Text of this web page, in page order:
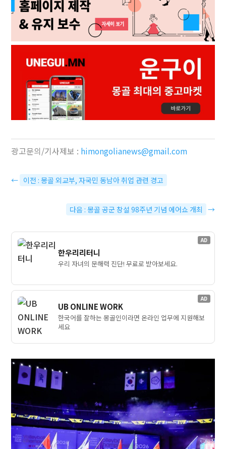
광고문의/기사제보 : himongolianews@gmail.com
← 이전 : 몽골 외교부, 자국민 동남아 취업 관련 경고
다음 : 몽골 공군 창설 98주년 기념 에어쇼 개최 →
AD
한우리리터니
우리 자녀의 문해력 진단! 무료로 받아보세요.
AD
UB ONLINE WORK
한국어를 잘하는 몽골인이라면 온라인 업무에 지원해보
세요